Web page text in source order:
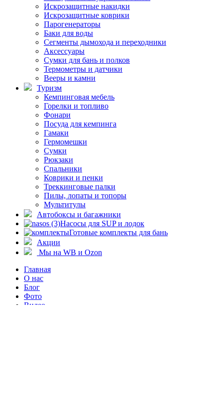
Искрозащитные накидки
Искрозащитные коврики
Парогенераторы
Баки для воды
Сегменты дымохода и переходники
Аксессуары
Сумки для бань и полков
Термометры и датчики
Вееры и камни
Туризм
Кемпинговая мебель
Горелки и топливо
Фонари
Посуда для кемпинга
Гамаки
Гермомешки
Сумки
Рюкзаки
Спальники
Коврики и пенки
Треккинговые палки
Пилы, лопаты и топоры
Мультитулы
Автобоксы и багажники
Насосы для SUP и лодок
Готовые комплекты для бань
Акции
Мы на WB и Ozon
Главная
О нас
Блог
Фото
Видео